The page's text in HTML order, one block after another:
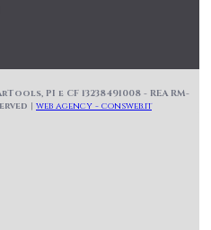
PI e CF 13238491008 - REA RM-
| web agency - consweb.it